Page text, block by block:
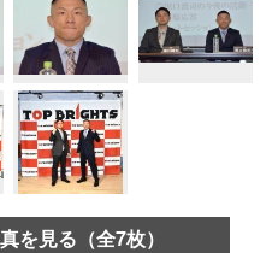
を見る（全7枚）